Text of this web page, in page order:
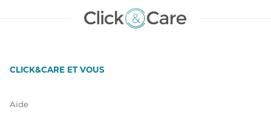
CLICK&CARE ET VOUS
Aide